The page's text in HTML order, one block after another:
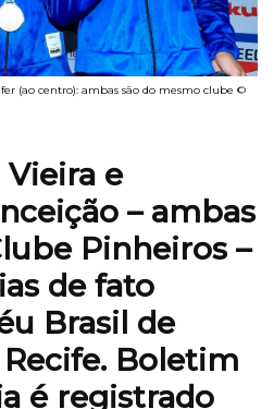
(ao centro): ambas são do mesmo clube ©
e
– ambas
Pinheiros –
de fato
Brasil de
Boletim
é registrado